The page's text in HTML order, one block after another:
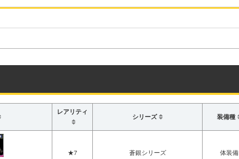
レアリティ
シリーズ 装備種
★7 蒼銀シリーズ 体装備